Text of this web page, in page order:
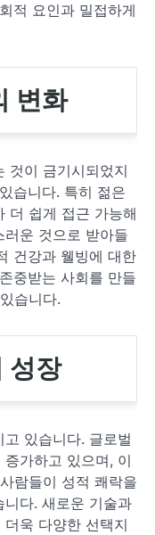
적 요인과 밀접하게
변화
것이 금기시되었지
습니다. 특히 젊은
더 쉽게 접근 가능해
운 것으로 받아들
건강과 웰빙에 대한
중받는 사회를 만들
습니다.
성장
있습니다. 글로벌
가하고 있으며, 이
람들이 성적 쾌락을
다. 새로운 기술과
욱 다양한 선택지